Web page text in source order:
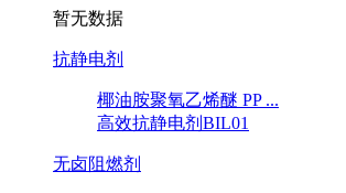
暂无数据
抗静电剂
椰油胺聚氧乙烯醚 PP ...
高效抗静电剂BIL01
无卤阻燃剂